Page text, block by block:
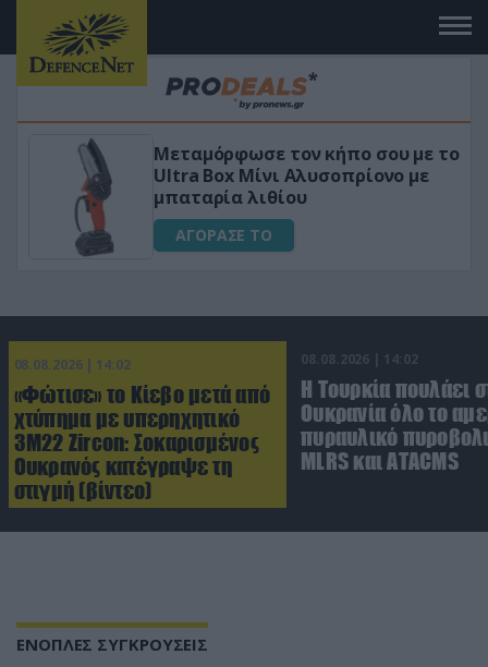
Μεταμόρφωσε τον κήπο σου με το
Ultra Box Μίνι Αλυσοπρίονο με
μπαταρία λιθίου
ΑΓΟΡΑΣΕ ΤΟ
08.08.2026 | 14:02
«Φώτισε» το Κίεβο μετά από
χτύπημα με υπερηχητικό
3M22 Zircon: Σοκαρισμένος
Ουκρανός κατέγραψε τη
στιγμή (βίντεο)
08.08.2026 | 14:02
Η Τουρκία πουλάει
Ουκρανία όλο το
πυραυλικό
MLRS και ΑΤΑCMS
ΕΝΟΠΛΕΣ ΣΥΓΚΡΟΥΣΕΙΣ